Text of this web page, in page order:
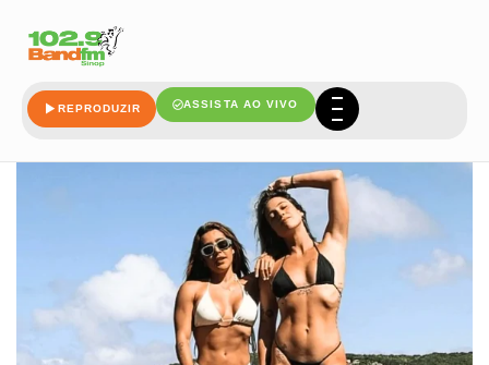
REPRODUZIR ASSISTA AO VIVO
trocam